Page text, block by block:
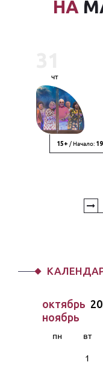
НА
чт
15+ / Начало:
октябрь
ноябрь
пн вт
1